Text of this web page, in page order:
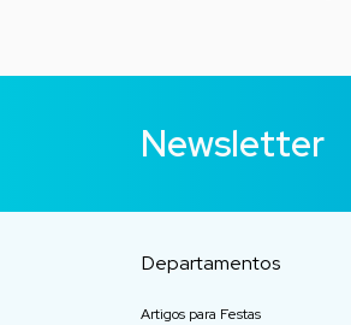
Newsletter
Departamentos
Artigos para Festas